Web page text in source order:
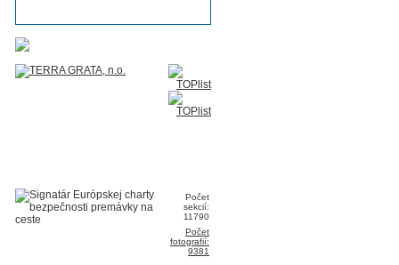
Počet
sekcií:
11790
Počet
fotografií:
9381